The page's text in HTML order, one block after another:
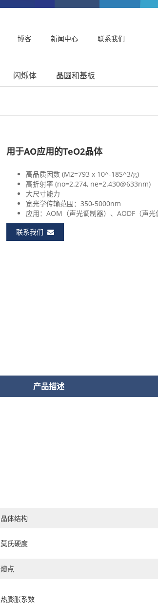
博客 新闻中心 联系我们
闪烁体 晶圆和基板
用于AO应用的TeO2晶体
高品质因数 (M2=793 x 10^-18S^3/g)
高折射率 (no=2.274, ne=2.430@633nm)
大尺寸能力
宽光学传输范围：350-5000nm
应用：AOM（声光调制器）、AODF（声
联系我们
产品描述
晶体结构
莫氏硬度
熔点
热膨胀系数